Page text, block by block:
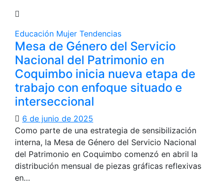
Educación Mujer Tendencias
Mesa de Género del Servicio
Nacional del Patrimonio en
Coquimbo inicia nueva etapa de
trabajo con enfoque situado e
interseccional
6 de junio de 2025
Como parte de una estrategia de sensibilización
interna, la Mesa de Género del Servicio Nacional
del Patrimonio en Coquimbo comenzó en abril la
distribución mensual de piezas gráficas reflexivas
en…